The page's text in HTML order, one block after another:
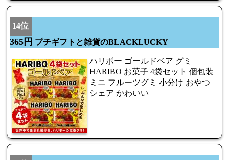
14位
365円 プチギフトと雑貨のBLACKLUCKY
ハリボー ゴールドベア グミ
HARIBO お菓子 4袋セット 個包装
ミニ フルーツグミ 小分け おやつ
シェア かわいい